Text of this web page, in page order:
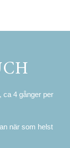
ca 4 gånger per
när som helst